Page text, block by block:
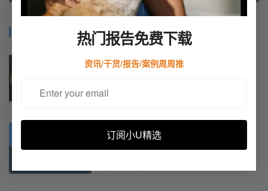
热门报告免费下载
资讯/干货/报告/案例周周推
订阅小U精选
外贸人五一假期前必做的5件事
April 29, 2024
做跨境电商选独立站还是平台？